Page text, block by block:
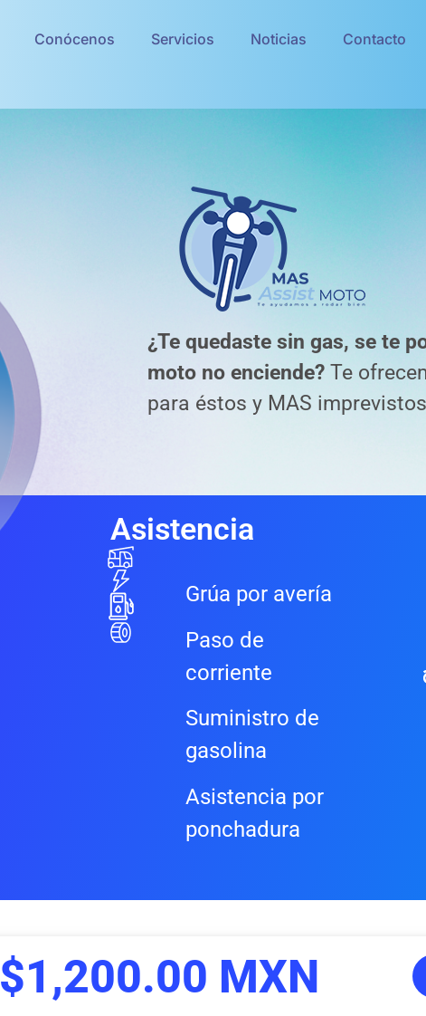
Conócenos Servicios Noticias Contacto
¿Te quedaste sin gas, se te
moto no enciende? Te
para éstos y MAS
Asistencia
Grúa por avería
Paso de
corriente
Suministro de
gasolina
Asistencia por
ponchadura
$1,200.00 MXN